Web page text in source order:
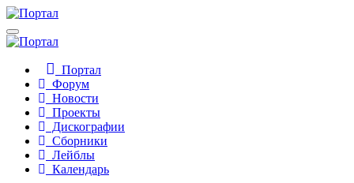
Портал
Форум
Новости
Проекты
Дискографии
Сборники
Лейблы
Календарь